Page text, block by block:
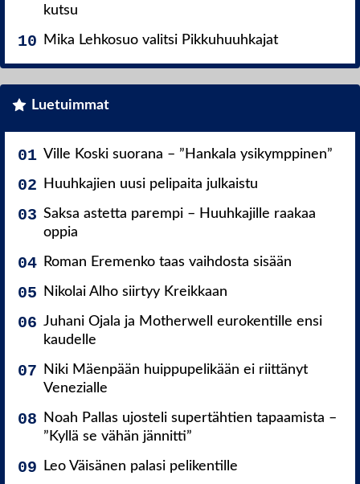
kutsu
Mika Lehkosuo valitsi Pikkuhuuhkajat
Luetuimmat
Ville Koski suorana – ”Hankala ysikymppinen”
Huuhkajien uusi pelipaita julkaistu
Saksa astetta parempi – Huuhkajille raakaa
oppia
Roman Eremenko taas vaihdosta sisään
Nikolai Alho siirtyy Kreikkaan
Juhani Ojala ja Motherwell eurokentille ensi
kaudelle
Niki Mäenpään huippupelikään ei riittänyt
Venezialle
Noah Pallas ujosteli supertähtien tapaamista –
”Kyllä se vähän jännitti”
Leo Väisänen palasi pelikentille